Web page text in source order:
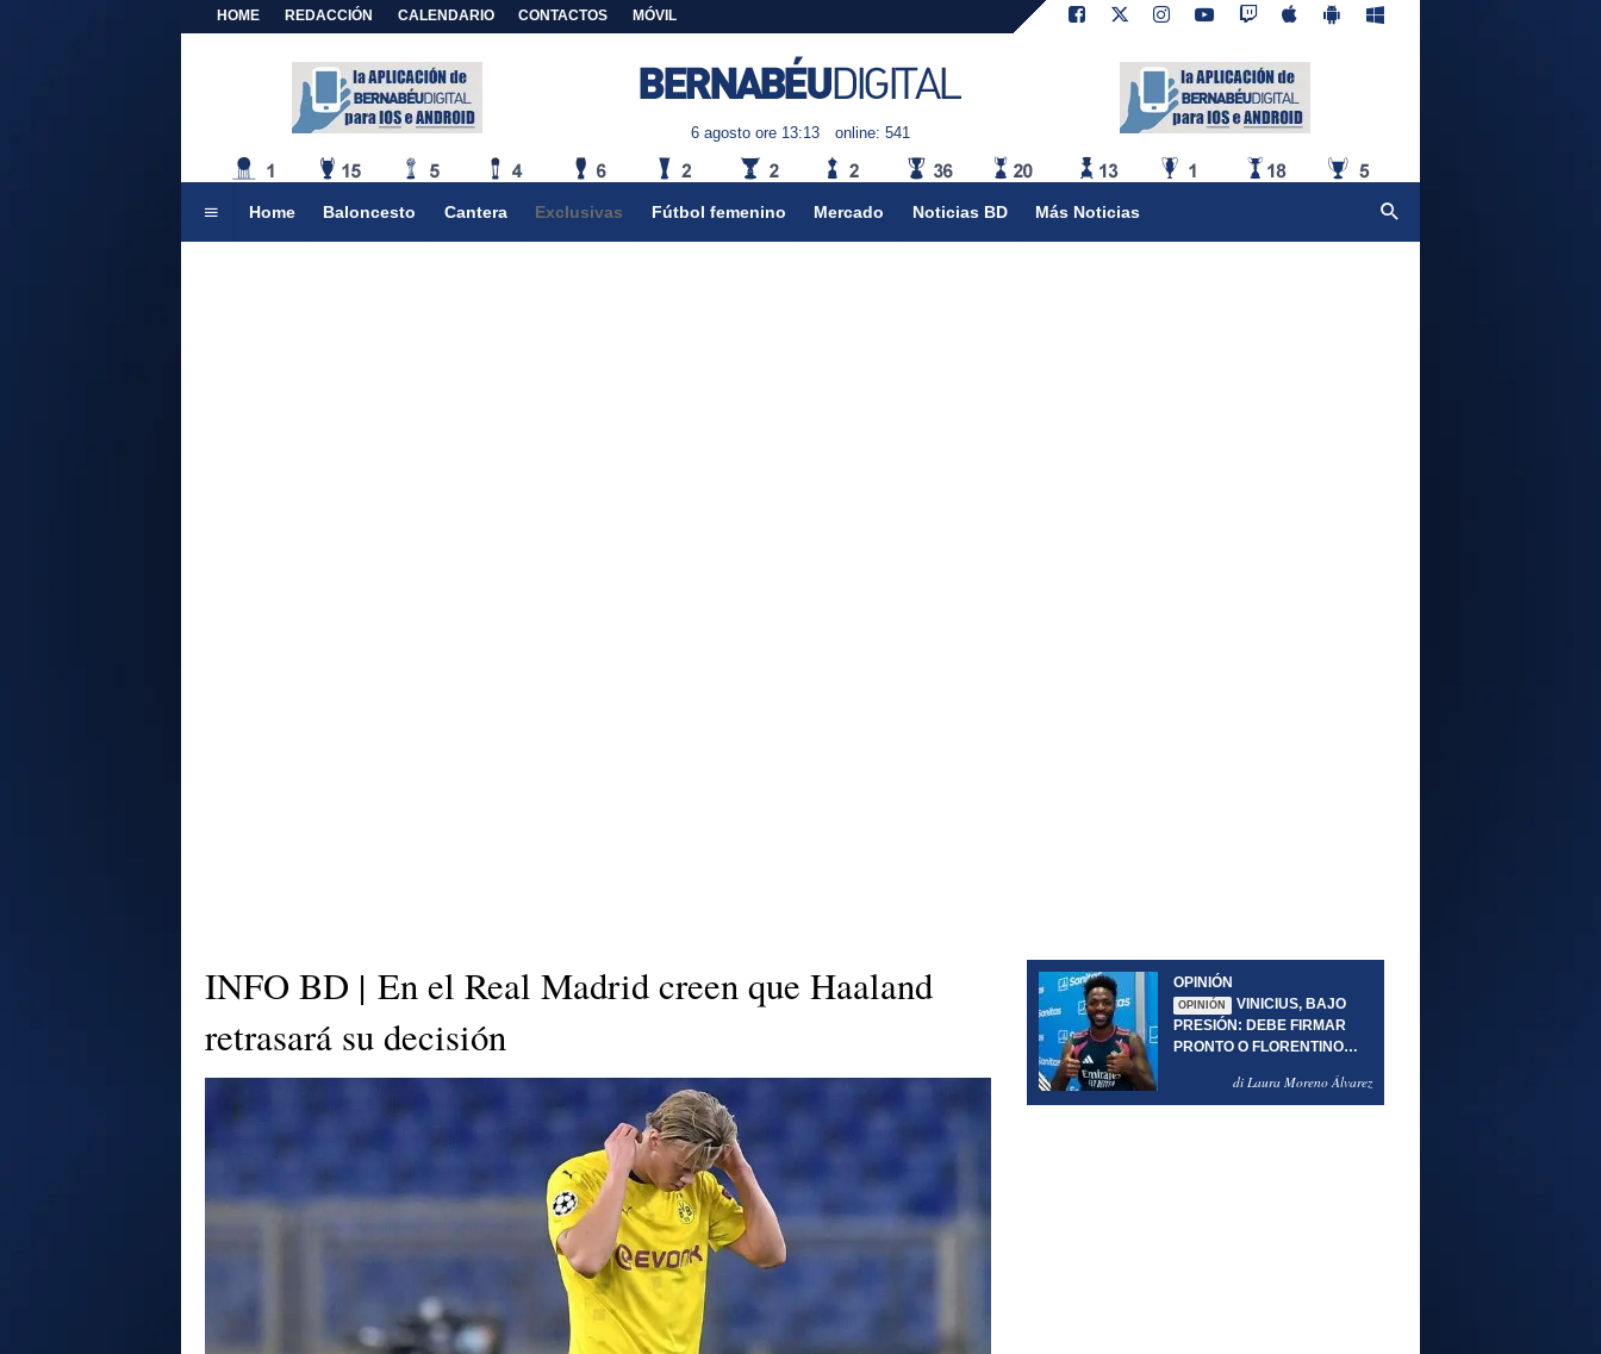
HOME REDACCIÓN CALENDARIO CONTACTOS MÓVIL
6 agosto ore 13:13 online: 541
Home Baloncesto Cantera Exclusivas Fútbol femenino Mercado Noticias BD Más Noticias
INFO BD | En el Real Madrid creen que Haaland
retrasará su decisión
OPINIÓN
OPINIÓN
VINICIUS, BAJO
PRESIÓN: DEBE FIRMAR
PRONTO O FLORENTINO
di Laura Moreno Álvarez